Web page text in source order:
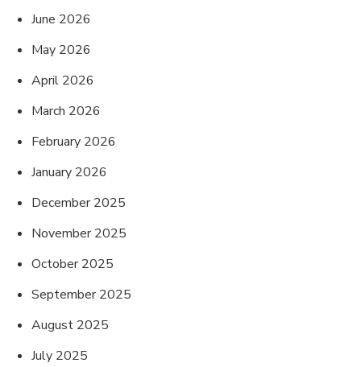
June 2026
May 2026
April 2026
March 2026
February 2026
January 2026
December 2025
November 2025
October 2025
September 2025
August 2025
July 2025